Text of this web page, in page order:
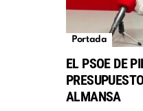
Portada
EL PSOE DE
ALMANSA